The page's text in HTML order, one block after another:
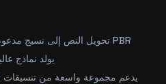
تحويل النص إلى نسيج مدعوم بالذكاء الاصطناعي مع مواد PBR
يولد نماذج
يدعم مجموعة واسعة من تنسيقات